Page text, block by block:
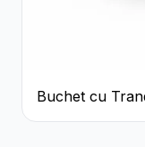
Buchet cu
Roz Pal